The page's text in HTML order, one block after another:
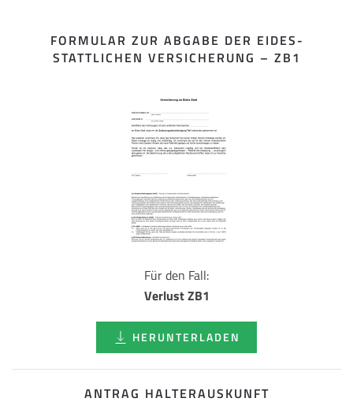
FORMULAR ZUR ABGABE DER EIDES­
STATTLICHEN VERSICHERUNG – ZB1
Für den Fall:
Verlust ZB1
HERUNTERLADEN
ANTRAG HALTERAUSKUNFT